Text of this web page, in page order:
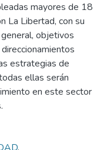
mayores de 18
La Libertad, con su
objetivos
estrategias de
ellas serán
en este sector